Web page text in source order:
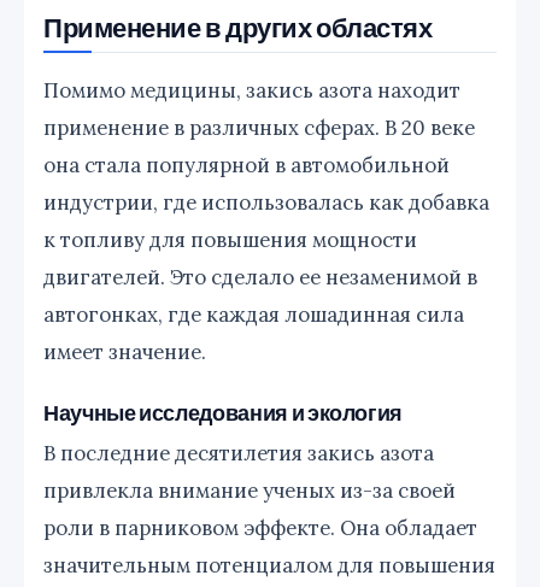
Применение в других областях
Помимо медицины, закись азота находит
применение в различных сферах. В 20 веке
она стала популярной в автомобильной
индустрии, где использовалась как добавка
к топливу для повышения мощности
двигателей. Это сделало ее незаменимой в
автогонках, где каждая лошадинная сила
имеет значение.
Научные исследования и экология
В последние десятилетия закись азота
привлекла внимание ученых из-за своей
роли в парниковом эффекте. Она обладает
значительным потенциалом для повышения